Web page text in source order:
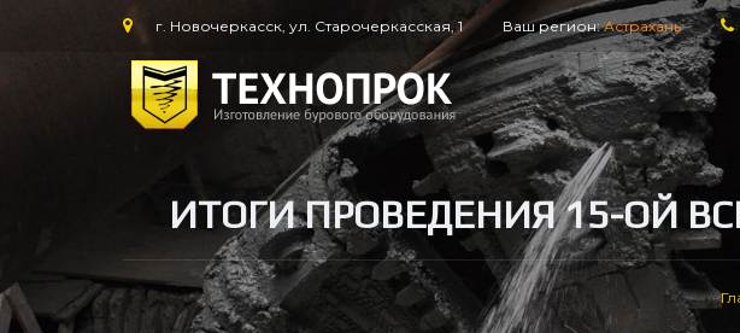
г. Новочеркасск, ул. Старочеркасская, 1 Ваш регион:Астрахань
ИТОГИ ПРОВЕДЕНИЯ 15-ОЙ